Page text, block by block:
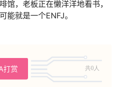
馆，老板正在懒洋洋地看书，
就是一个ENFJ。
打赏 共0人